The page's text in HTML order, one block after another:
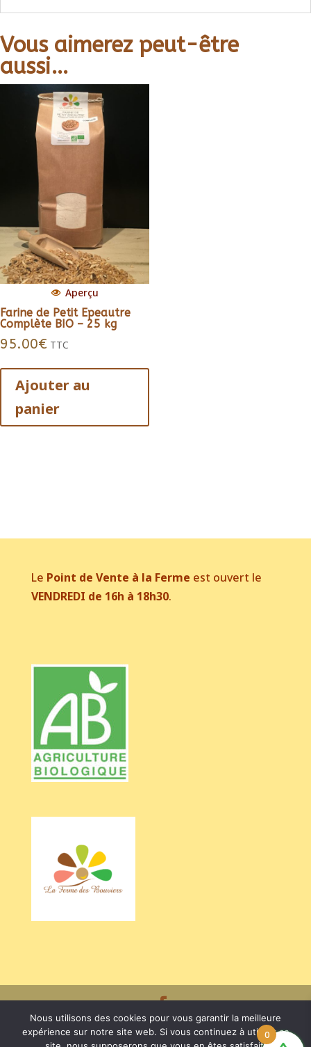
Vous aimerez peut-être
aussi…
Aperçu
Farine de Petit Epeautre
Complète BIO – 25 kg
95.00€ TTC
Ajouter au
panier
Le Point de Vente à la Ferme est ouvert le
VENDREDI de 16h à 18h30.
Crédits BARRIEU Véronique - Photos Valentine CHAPUIS /0
Nous utilisons des cookies pour vous garantir la meilleure
expérience sur notre site web. Si vous continuez à utiliser ce